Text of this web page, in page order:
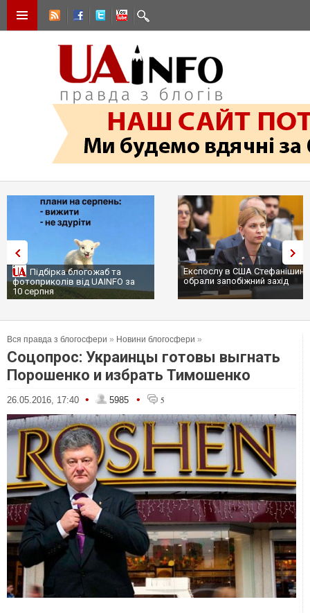
Підбірка блогожаб та
фотоприколів від UAINFO за
10 серпня
Експослу в США
обрали запобіжний захід
Вся правда з блогосфери » Новини блогосфери »
Соцопрос: Украинцы готовы выгнать
Порошенко и избрать Тимошенко
26.05.2016, 17:40 • 5985 • 5